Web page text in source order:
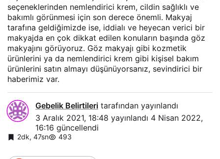
seçeneklerinden nemlendirici krem, cildin sağlıklı ve
bakımlı görünmesi için son derece önemli. Makyaj
tarafına geldiğimizde ise, iddialı ve heyecan verici bir
makyajda en çok dikkat edilen konuların başında göz
makyajını görüyoruz. Göz makyajı gibi kozmetik
ürünlerini ya da nemlendirici krem gibi kişisel bakım
ürünlerini satın almayı düşünüyorsanız, sevindirici bir
haberimiz var.
Gebelik Belirtileri tarafından yayınlandı
3 Aralık 2021, 18:48 yayınlandı 4 Nisan 2022,
16:16 güncellendi
2dk, 47sn 493